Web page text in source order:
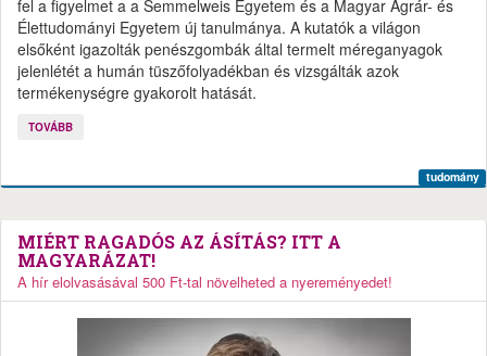
fel a figyelmet a a Semmelweis Egyetem és a Magyar Agrár- és
Élettudományi Egyetem új tanulmánya. A kutatók a világon
elsőként igazolták penészgombák által termelt méreganyagok
jelenlétét a humán tüszőfolyadékban és vizsgálták azok
termékenységre gyakorolt hatását.
TOVÁBB
tudomány
MIÉRT RAGADÓS AZ ÁSÍTÁS? ITT A
MAGYARÁZAT!
A hír elolvasásával 500 Ft-tal növelheted a nyereményedet!